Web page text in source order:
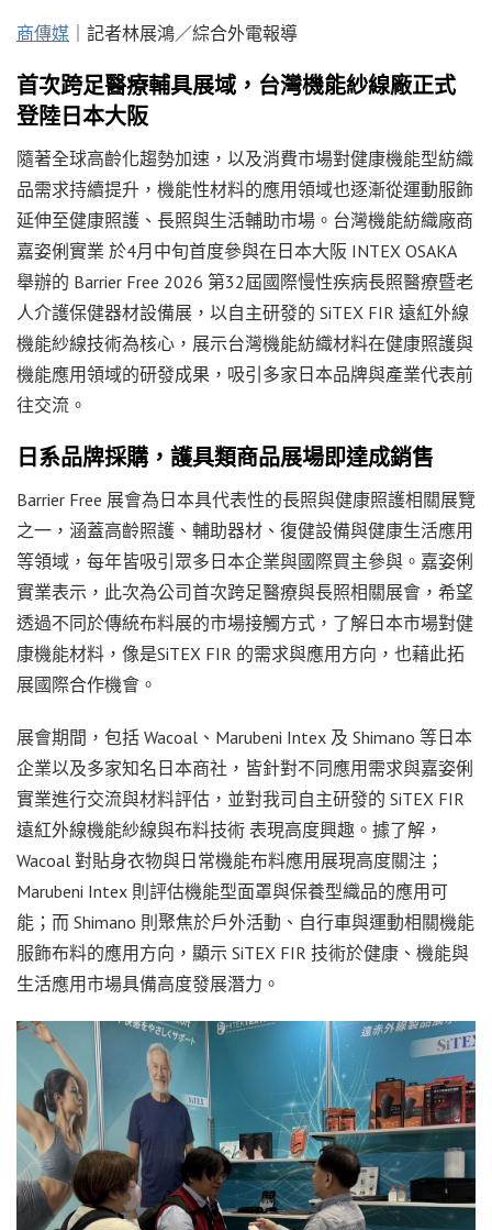
商傳媒 ｜記者林展鴻／綜合外電報導
首次跨足醫療輔具展域，台灣機能紗線廠正式
登陸日本大阪
隨著全球高齡化趨勢加速，以及消費市場對健康機能型紡織
品需求持續提升，機能性材料的應用領域也逐漸從運動服飾
延伸至健康照護、長照與生活輔助市場。台灣機能紡織廠商
嘉姿俐實業 於4月中旬首度參與在日本大阪 INTEX OSAKA
舉辦的 Barrier Free 2026 第32屆國際慢性疾病長照醫療暨老
人介護保健器材設備展，以自主研發的 SiTEX FIR 遠紅外線
機能紗線技術為核心，展示台灣機能紡織材料在健康照護與
機能應用領域的研發成果，吸引多家日本品牌與產業代表前
往交流。
日系品牌採購，護具類商品展場即達成銷售
Barrier Free 展會為日本具代表性的長照與健康照護相關展覽
之一，涵蓋高齡照護、輔助器材、復健設備與健康生活應用
等領域，每年皆吸引眾多日本企業與國際買主參與。嘉姿俐
實業表示，此次為公司首次跨足醫療與長照相關展會，希望
透過不同於傳統布料展的市場接觸方式，了解日本市場對健
康機能材料，像是SiTEX FIR 的需求與應用方向，也藉此拓
展國際合作機會。
展會期間，包括 Wacoal、Marubeni Intex 及 Shimano 等日本
企業以及多家知名日本商社，皆針對不同應用需求與嘉姿俐
實業進行交流與材料評估，並對我司自主研發的 SiTEX FIR
遠紅外線機能紗線與布料技術 表現高度興趣。據了解，
Wacoal 對貼身衣物與日常機能布料應用展現高度關注；
Marubeni Intex 則評估機能型面罩與保養型織品的應用可
能；而 Shimano 則聚焦於戶外活動、自行車與運動相關機能
服飾布料的應用方向，顯示 SiTEX FIR 技術於健康、機能與
生活應用市場具備高度發展潛力。